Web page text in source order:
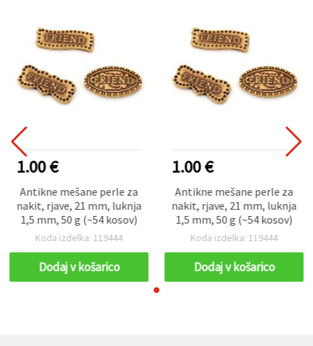
1.00 €
Antikne mešane perle za
nakit, rjave, 21 mm, luknja
1,5 mm, 50 g (~54 kosov)
Koda izdelka: 119444
Dodaj v košarico
1.00 €
Antikne mešane perle za
nakit, rjave, 21 mm, luknja
1,5 mm, 50 g (~54 kosov)
Koda izdelka: 119444
Dodaj v košarico